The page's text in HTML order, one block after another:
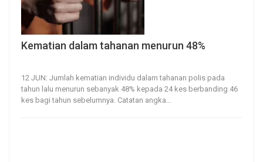
Kematian dalam tahanan menurun 48%
12 JUN: Jumlah kematian individu dalam tahanan polis pada
tahun lalu menurun sebanyak 48% kepada 24 kes berbanding 46
kes bagi tahun sebelumnya. Catatan angka…